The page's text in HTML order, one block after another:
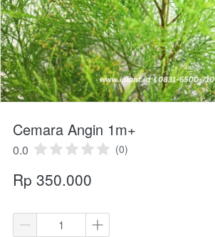
Cemara Angin 1m+
0.0 (0)
Rp 350.000